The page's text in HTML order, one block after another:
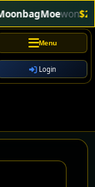
won
Menu
Login